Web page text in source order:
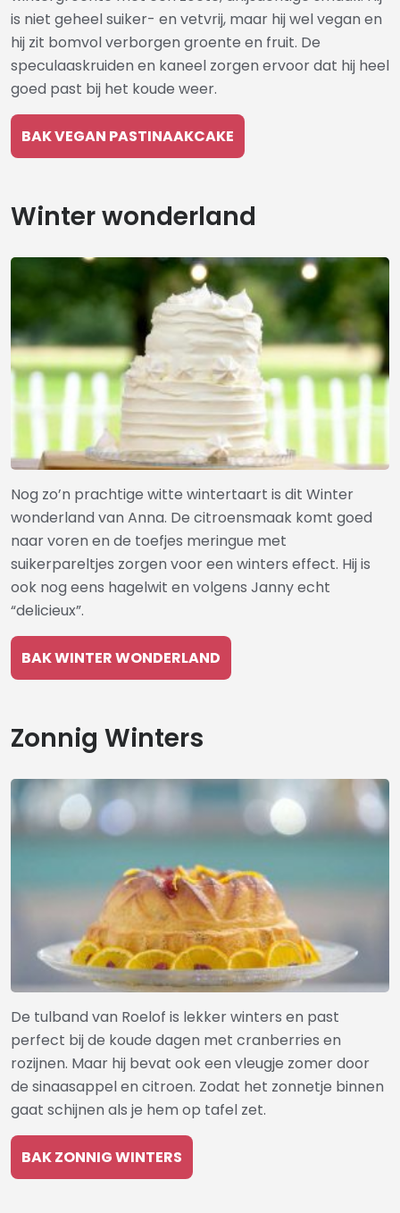
is niet geheel suiker- en vetvrij, maar hij wel vegan en
hij zit bomvol verborgen groente en fruit. De
speculaaskruiden en kaneel zorgen ervoor dat hij heel
goed past bij het koude weer.
BAK VEGAN PASTINAAKCAKE
Winter wonderland
Nog zo’n prachtige witte wintertaart is dit Winter
wonderland van Anna. De citroensmaak komt goed
naar voren en de toefjes meringue met
suikerpareltjes zorgen voor een winters effect. Hij is
ook nog eens hagelwit en volgens Janny echt
“delicieux”.
BAK WINTER WONDERLAND
Zonnig Winters
De tulband van Roelof is lekker winters en past
perfect bij de koude dagen met cranberries en
rozijnen. Maar hij bevat ook een vleugje zomer door
de sinaasappel en citroen. Zodat het zonnetje binnen
gaat schijnen als je hem op tafel zet.
BAK ZONNIG WINTERS